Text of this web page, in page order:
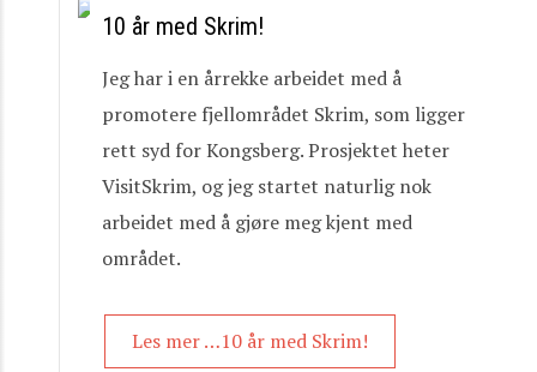
10 år med Skrim!
Jeg har i en årrekke arbeidet med å
promotere fjellområdet Skrim, som ligger
rett syd for Kongsberg. Prosjektet heter
VisitSkrim, og jeg startet naturlig nok
arbeidet med å gjøre meg kjent med
området.
Les mer …10 år med Skrim!